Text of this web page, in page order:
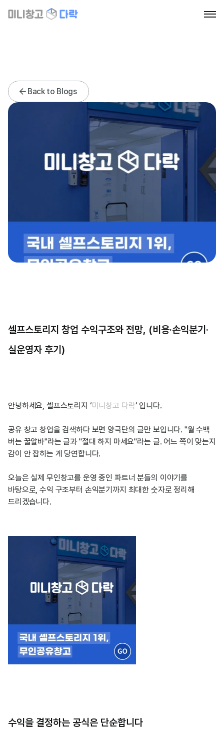
News
Book a call
Back to Blogs
인사이트
셀프스토리지 창업 수익구조와 전망, (비용·손익분기·
실운영자 후기)
안녕하세요, 셀프스토리지 ‘미니창고 다락’ 입니다.
공유 창고 창업을 검색하다 보면 양극단의 글만 보입니다. "월 수백
버는 꿀알바"라는 글과 "절대 하지 마세요"라는 글. 어느 쪽이 맞는지
감이 안 잡히는 게 당연합니다.
오늘은 실제 무인창고를 운영 중인 파트너 분들의 이야기를
바탕으로, 수익 구조부터 손익분기까지 최대한 숫자로 정리해
드리겠습니다.
수익을 결정하는 공식은 단순합니다
섹션으로 이동